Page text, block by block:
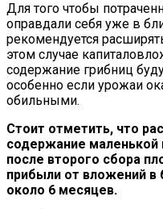
Для того чтобы
оправдали себя уже в
рекомендуется
этом случае
содержание грибниц
особенно если урожаи
обильными.
Стоит отметить, что
содержание
после второго сбора
прибыли от вложений
около 6 месяцев.